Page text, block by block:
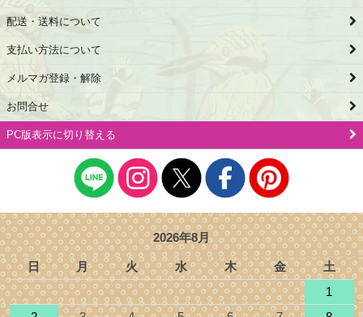
配送・送料について
支払い方法について
メルマガ登録・解除
お問合せ
PC版表示に切り替える
2026年8月
日 月 火 水 木 金
土
1